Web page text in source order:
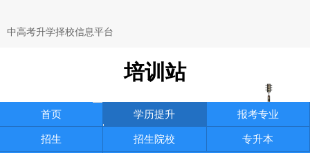
中高考升学择校信息平台
培训站
首页 学历提升 报考专业
招生 招生院校 专升本